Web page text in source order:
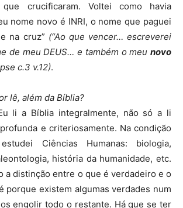
crucificaram. Voltei como havia
nome novo é INRI, o nome que paguei
na cruz” (“Ao que vencer… escreverei
de meu DEUS… e também o meu novo
c.3 v.12).
lê, além da Bíblia?
li a Bíblia integralmente, não só a li
e criteriosamente. Na condição
Ciências Humanas: biologia,
história da humanidade, etc.
a distinção entre o que é verdadeiro e o
porque existem algumas verdades num
engolir todo o restante. Há que se ter